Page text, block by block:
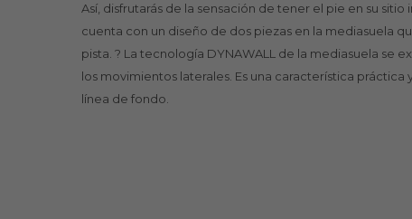
Así, disfrutarás de la sensación de tener el pie en su
cuenta con un diseño de dos piezas en la mediasuela
pista. ? La tecnología DYNAWALL de la mediasuela se
los movimientos laterales. Es una característica
línea de fondo.